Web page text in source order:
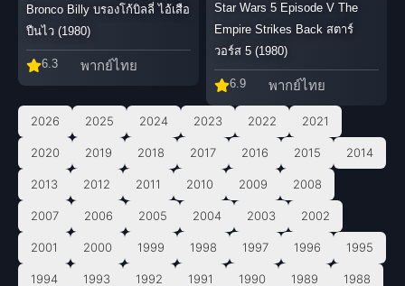
2026 2025 2024 2023 2022 2021
2020 2019 2018 2017 2016 2015 2014
2013 2012 2011 2010 2009 2008
2007 2006 2005 2004 2003 2002
2001 2000 1999 1998 1997 1996 1995
1994 1993 1992 1991 1990 1989 1988
Bronco Billy บรองโก้บิลลี่ ไอ้เสือ
ปืนไว (1980)
6.3 พากย์ไทย
Star Wars 5 Episode V The
Empire Strikes Back สตาร์
วอร์ส 5 (1980)
6.9 พากย์ไทย